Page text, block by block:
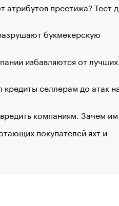
атрибутов престижа? Тест
букмекерскую
избавляются от лучших
селлерам до атак
компаниям. Зачем
покупателей яхт и